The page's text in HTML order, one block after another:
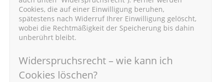
Cookies, die auf einer Einwilligung beruhen,
spätestens nach Widerruf Ihrer Einwilligung gelöscht,
wobei die Rechtmäßigkeit der Speicherung bis dahin
unberührt bleibt.
Widerspruchsrecht – wie kann ich
Cookies löschen?